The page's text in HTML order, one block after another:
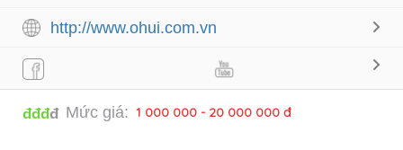
http://www.ohui.com.vn
đđđđ Mức giá: 1 000 000 - 20 000 000 đ